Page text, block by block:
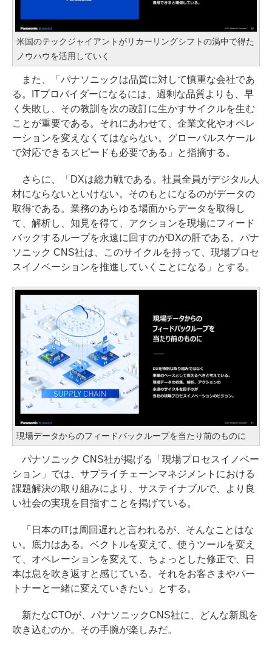
米国のテックジャイアントがリカーリングシフトの渦中で得た
ノウハウを活用していく
また、「パナソニックは品質に対して慎重な会社であ
る。ITプロバイダーになるには、過剰な品質よりも、早
く失敗し、その教訓を次の改訂に生かすサイクルを生む
ことが重要である。それにあわせて、企業文化やオペレ
ーションを変えなくてはならない。グローバルスケール
で対応できるスピードも必要である」と指摘する。
さらに、「DXは総力戦である。社員全員がデジタル人
材にならないといけない。そのもとになるのがデータの
取得である。業務のあらゆる場面からデータを取得し
て、解析し、知見を得て、アクションを現場にフィード
バックするループを永遠に回すのがDXの肝である。パナ
ソニック CNS社は、このサイクルを持って、現場プロセ
スイノベーションを推進していくことになる」とする。
現場データからのフィードバックループを当たり前のものに
パナソニック CNS社が掲げる「現場プロセスイノベー
ション」では、サプライチェーンマネジメントにおける
課題解決の取り組みにより、サステイナブルで、より良
い社会の実現を目指すことを掲げている。
「日本のITは周回遅れと言われるが、そんなことはな
い。底力はある。ベクトルを変えて、使うツールを変え
て、オペレーションを変えて、ちょっとした修正で、日
本は息を吹き返すと感じている。それをお客さまやパー
トナーと一緒に変えていきたい」とする。
新たなCTOが、パナソニックCNS社に、どんな新風を
吹き込むのか。その手腕が楽しみだ。